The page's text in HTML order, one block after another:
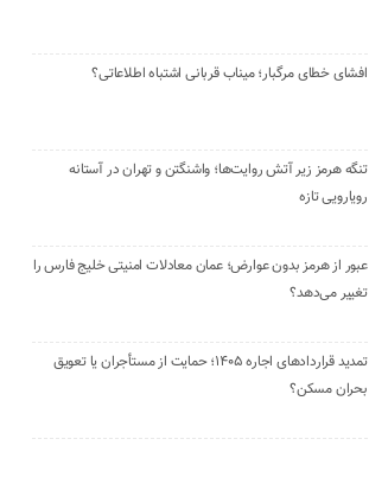
افشای خطای مرگبار؛ میناب قربانی اشتباه اطلاعاتی؟
تنگه هرمز زیر آتش روایت‌ها؛ واشنگتن و تهران در آستانه
رویارویی تازه
عبور از هرمز بدون عوارض؛ عمان معادلات امنیتی خلیج فارس را
تغییر می‌دهد؟
تمدید قراردادهای اجاره ۱۴۰۵؛ حمایت از مستأجران یا تعویق
بحران مسکن؟